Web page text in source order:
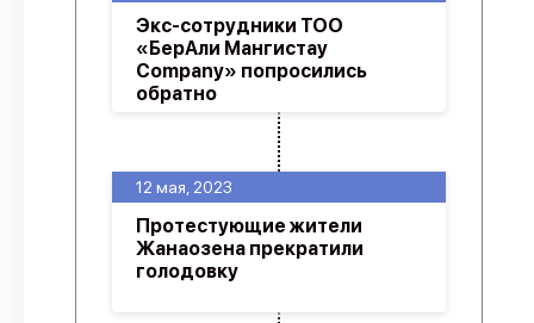
12 мая, 2023
Протестующие жители
Жанаозена прекратили
голодовку
Экс-сотрудники ТОО
«БерАли Мангистау
Company» попросились
обратно